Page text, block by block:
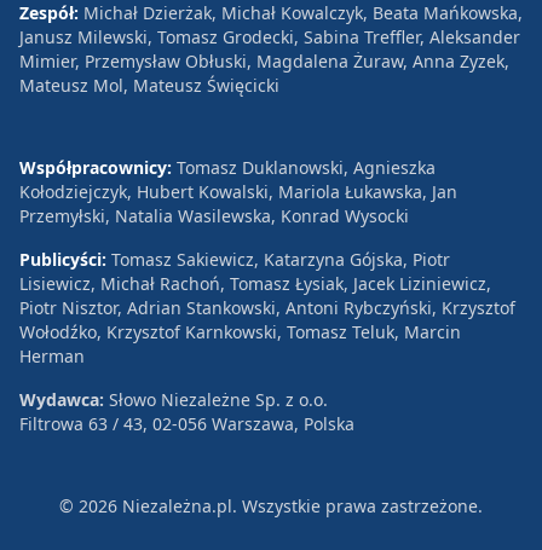
Zespół: Michał Dzierżak, Michał Kowalczyk, Beata Mańkowska,
Janusz Milewski, Tomasz Grodecki, Sabina Treffler, Aleksander
Mimier, Przemysław Obłuski, Magdalena Żuraw, Anna Zyzek,
Mateusz Mol, Mateusz Święcicki
Współpracownicy: Tomasz Duklanowski, Agnieszka
Kołodziejczyk, Hubert Kowalski, Mariola Łukawska, Jan
Przemyłski, Natalia Wasilewska, Konrad Wysocki
Publicyści: Tomasz Sakiewicz, Katarzyna Gójska, Piotr
Lisiewicz, Michał Rachoń, Tomasz Łysiak, Jacek Liziniewicz,
Piotr Nisztor, Adrian Stankowski, Antoni Rybczyński, Krzysztof
Wołodźko, Krzysztof Karnkowski, Tomasz Teluk, Marcin
Herman
Wydawca: Słowo Niezależne Sp. z o.o.
Filtrowa 63 / 43, 02-056 Warszawa, Polska
© 2026 Niezależna.pl. Wszystkie prawa zastrzeżone.